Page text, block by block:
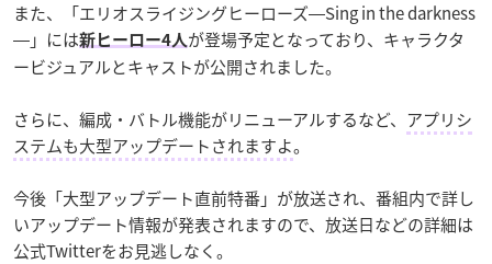
また、「エリオスライジングヒーローズ―Sing in the darkness
―」には新ヒーロー4人 が登場予定となっており、キャラクタ
ービジュアルとキャストが公開されました。
さらに、編成・バトル機能がリニューアルするなど、 アプリシ
ステムも大型アップデートされますよ。
今後「大型アップデート直前特番」が放送され、番組内で詳し
いアップデート情報が発表されますので、放送日などの詳細は
公式Twitterをお見逃しなく。